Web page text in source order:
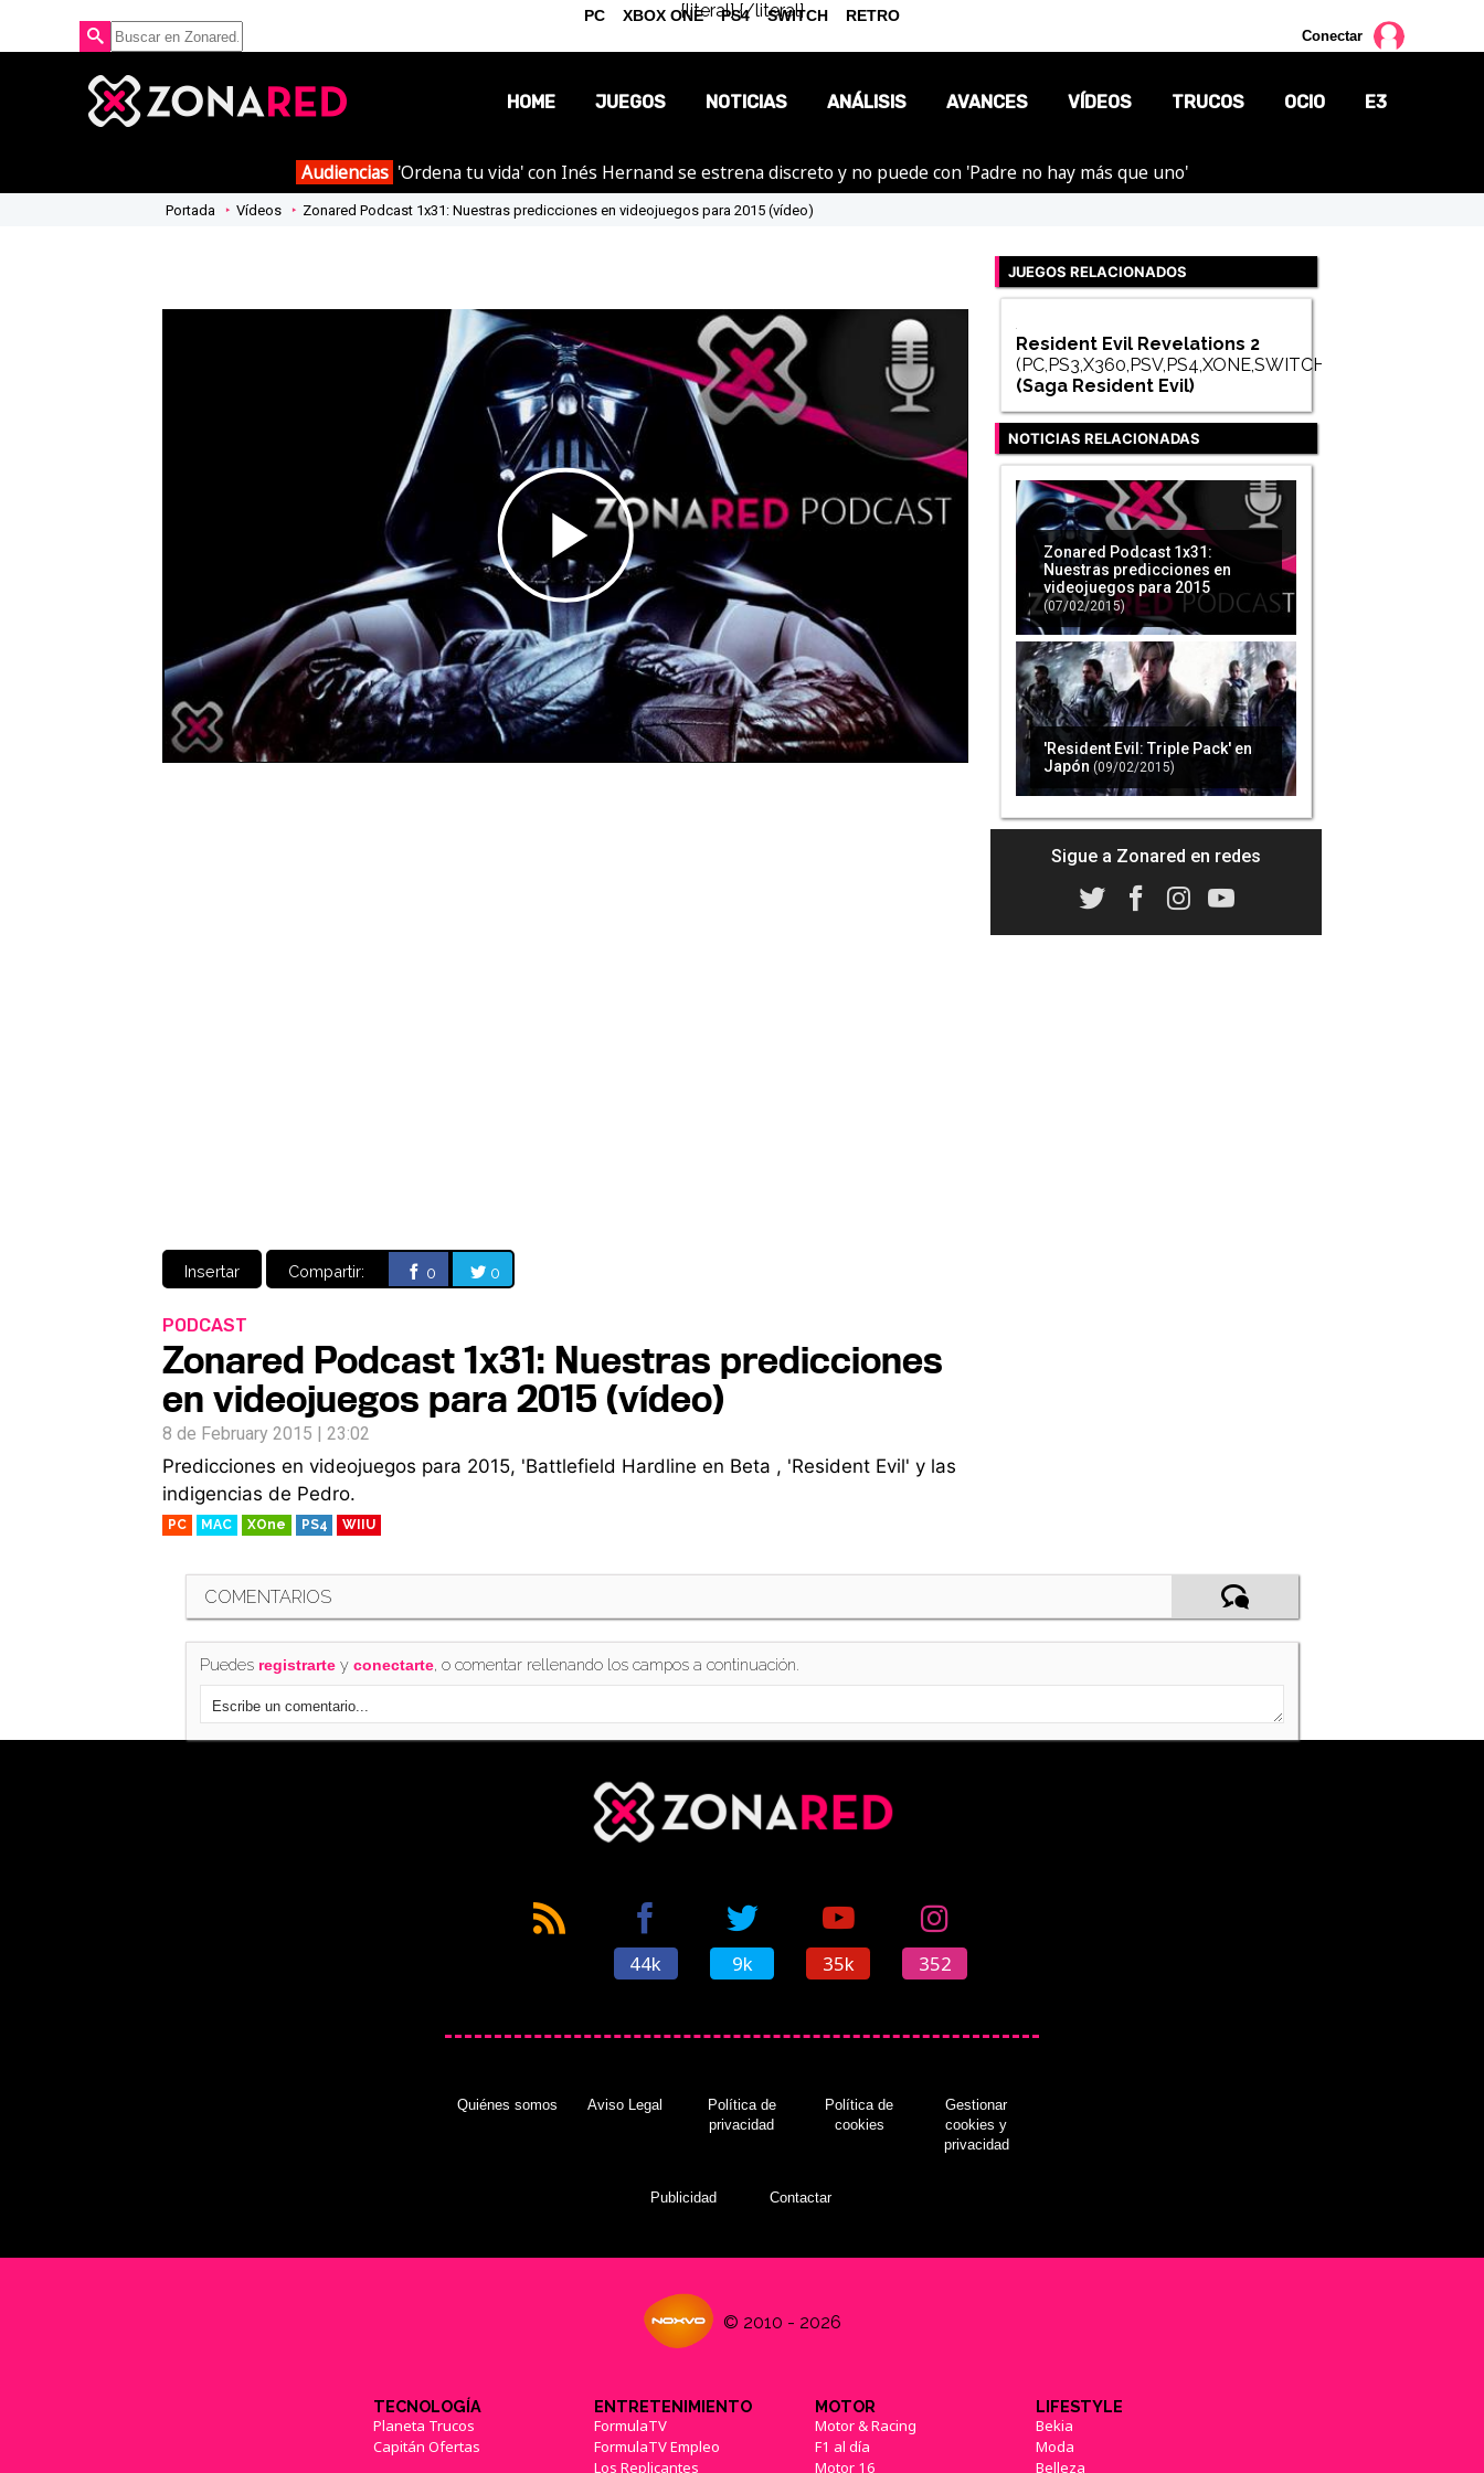
{literal}{/literal}
Conectar
HOME JUEGOS NOTICIAS
OPINIÓN
ANÁLISIS AVANCES VÍDEOS TRUCOS OCIO E3
Audiencias 'Ordena tu vida' con Inés Hernand se estrena discreto y no puede con 'Padre no hay más que uno'
Portada Vídeos Zonared Podcast 1x31: Nuestras predicciones en videojuegos para 2015 (vídeo)
Play
Video
Insertar Compartir: 0 0
PODCAST
Zonared Podcast 1x31: Nuestras predicciones
en videojuegos para 2015 (vídeo)
8 de February 2015 | 23:02
Predicciones en videojuegos para 2015, 'Battlefield Hardline en Beta , 'Resident Evil' y las
indigencias de Pedro.
PC MAC XOne PS4 WIIU
JUEGOS RELACIONADOS
Resident Evil Revelations 2
(PC,PS3,X360,PSV,PS4,XONE,SWITCH)
(Saga Resident Evil)
NOTICIAS RELACIONADAS
Zonared Podcast 1x31:
Nuestras predicciones en
videojuegos para 2015
(07/02/2015)
'Resident Evil: Triple Pack' en
Japón (09/02/2015)
Sigue a Zonared en redes
COMENTARIOS
Puedes registrartey conectarte, o comentar rellenando los campos a continuación.
PC XBOX ONE PS4 SWITCH RETRO
44k 9k 35k 352
Quiénes somos Aviso Legal
Política de
privacidad
Política de
cookies
Gestionar
cookies y
privacidad
Publicidad Contactar
© 2010 - 2026
TECNOLOGÍA
Planeta Trucos
Capitán Ofertas
ENTRETENIMIENTO
FormulaTV
FormulaTV Empleo
Los Replicantes
MOTOR
Motor & Racing
F1 al día
Motor 16
LIFESTYLE
Bekia
Moda
Belleza